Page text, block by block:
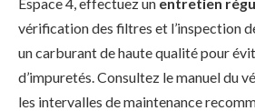
Espace 4, effectuez un entretien
vérification des filtres et l’inspection
un carburant de haute qualité pour
d’impuretés. Consultez le manuel du
les intervalles de maintenance